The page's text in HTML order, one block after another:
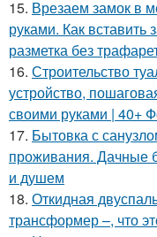
15. Врезаем замок в
руками. Как
разметка без
16. Строительство
устройство,
своими руками | 40+
17. Бытовка с
проживания. Дачные
и душем
18. Откидная
трансформер –, что